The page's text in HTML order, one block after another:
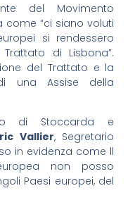
del Movimento
come “ci siano voluti
si rendessero
di Lisbona”.
del Trattato e la
una Assise della
di Stoccarda e
Vallier, Segretario
in evidenza come ll
non posso
Paesi europei, del